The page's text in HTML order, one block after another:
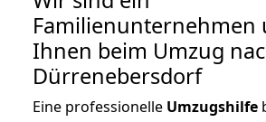
Familienunternehmen
Ihnen beim Umzug
Dürrenebersdorf
Eine professionelle Umzugshilfe